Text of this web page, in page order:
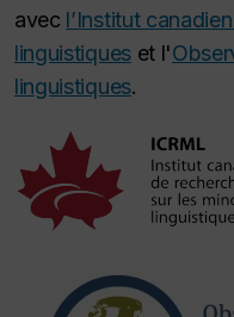
avec l’Institut
linguistiqueset l'
linguistiques.